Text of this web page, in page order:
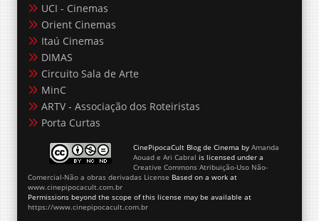
UCI - Cinemas
Orient Cinemas
Itaú Cinemas
DIMAS
Circuito Sala de Arte
MinC
ARTV - Associação dos Roteiristas
Porta Curtas
CinePipocaCult Blog de Cinema by Amanda
Aouad e Ari Cabral is licensed under a
Creative Commons Atribuição-Uso Não-
Comercial-Não a obras derivadas License Based on a work at
www.cinepipocacult.com.br
Permissions beyond the scope of this license may be available at
https://www.cinepipocacult.com.br